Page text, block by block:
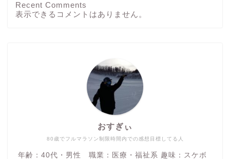
Recent Comments
表示できるコメントはありません。
80歳でフルマラソン制限時間内での感想目標してる人
おすぎぃ
年齢：40代・男性 職業：医療・福祉系 趣味：スケボ